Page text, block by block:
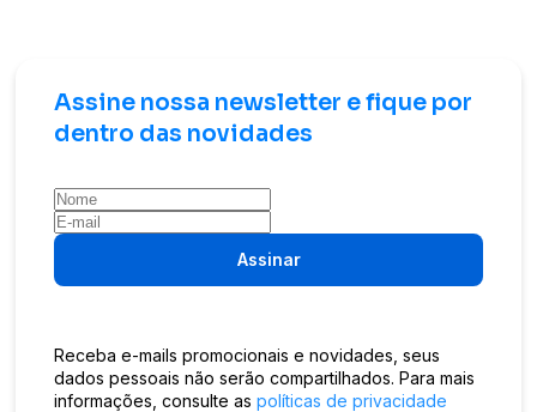
Assine nossa newsletter e fique por
dentro das novidades
Assinar
Receba e-mails promocionais e novidades, seus
dados pessoais não serão compartilhados. Para mais
informações, consulte as políticas de privacidade